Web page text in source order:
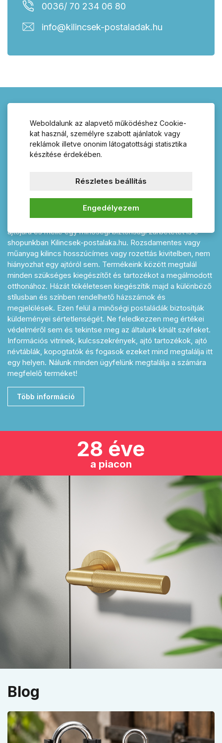
0036/ 70 234 06 80
info@kilincsek-postaladak.hu
Kilincsek-postaládák.hu –
válasszon termékeink
széles választékából!
zárbetétek, házszámok, fogasok,
fogantyúk és lakatpántok
Kínálatunkban talál széles választékban megfelelő kilincset
ajtójára és mellé egy minőségi biztonsági zárbetétet is e-
shopunkban Kilincsek-postalaka.hu. Rozsdamentes vagy
műanyag kilincs hosszúcímes vagy rozettás kivitelben, nem
hiányozhat egy ajtóról sem. Termékeink között megtalál
minden szükséges kiegészítőt és tartozékot a megálmodott
otthonához. Házát tökéletesen kiegészítik majd a különböző
stílusban és színben rendelhető házszámok és
megjelölések. Ezen felül a minőségi postaládák biztosítják
küldeményei sértetlenségét. Ne feledkezzen meg értékei
védelméről sem és tekintse meg az általunk kínált széfeket.
Információs vitrinek, kulcsszekrények, ajtó tartozékok, ajtó
névtáblák, kopogtatók és fogasok ezeket mind megtalálja itt
egy helyen. Nálunk minden ügyfelünk megtalálja a számára
megfelelő terméket!
Több információ
28 éve
a piacon
Blog
Weboldalunk az alapvető működéshez Cookie-
kat használ, személyre szabott ajánlatok vagy
reklámok illetve ononim látogatottsági statisztika
készítése érdekében.
Engedélyezem
Részletes beállítás